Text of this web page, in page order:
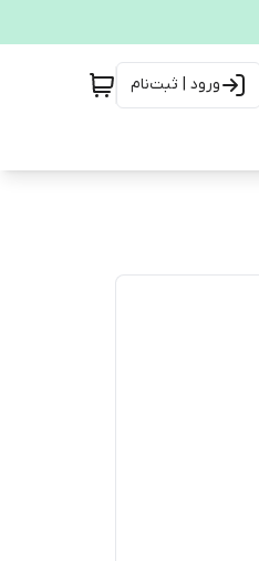
ورود | ثبت‌نام